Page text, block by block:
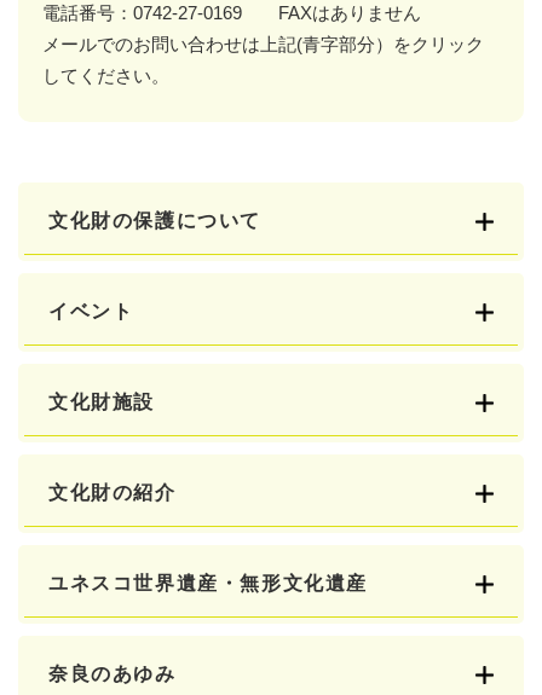
電話番号：0742-27-0169 FAXはありません
メールでのお問い合わせは上記(青字部分）をクリック
してください。
文化財の保護について
イベント
文化財施設
文化財の紹介
ユネスコ世界遺産・無形文化遺産
奈良のあゆみ